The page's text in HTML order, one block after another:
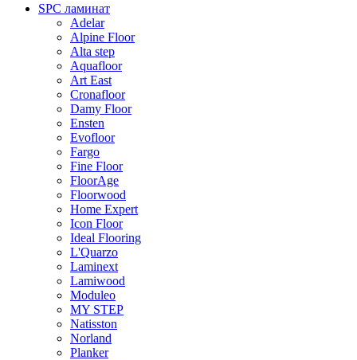
SPC ламинат
Adelar
Alpine Floor
Alta step
Aquafloor
Art East
Cronafloor
Damy Floor
Ensten
Evofloor
Fargo
Fine Floor
FloorAge
Floorwood
Home Expert
Icon Floor
Ideal Flooring
L'Quarzo
Laminext
Lamiwood
Moduleo
MY STEP
Natisston
Norland
Planker